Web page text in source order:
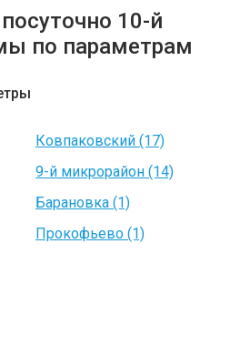
10-й
по параметрам
Ковпаковский (17)
9-й микрорайон (14)
Барановка (1)
Прокофьево (1)